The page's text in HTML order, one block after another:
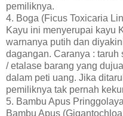
pemiliknya.
4. Boga (Ficus Toxicaria
Kayu ini menyerupai kayu
warnanya putih dan
dagangan. Caranya :
/ etalase barang yang
dalam peti uang. Jika
pemiliknya tak pernah
5. Bambu Apus
Bambu Apus